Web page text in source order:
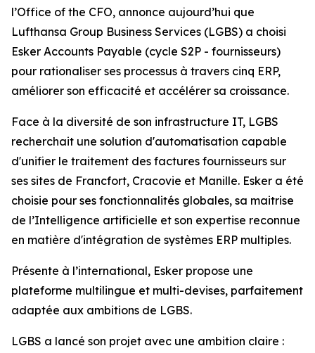
l’Office of the CFO, annonce aujourd’hui que
Lufthansa Group Business Services (LGBS) a choisi
Esker Accounts Payable (cycle S2P - fournisseurs)
pour rationaliser ses processus à travers cinq ERP,
améliorer son efficacité et accélérer sa croissance.
Face à la diversité de son infrastructure IT, LGBS
recherchait une solution d'automatisation capable
d'unifier le traitement des factures fournisseurs sur
ses sites de Francfort, Cracovie et Manille. Esker a été
choisie pour ses fonctionnalités globales, sa maitrise
de l’Intelligence artificielle et son expertise reconnue
en matière d'intégration de systèmes ERP multiples.
Présente à l’international, Esker propose une
plateforme multilingue et multi-devises, parfaitement
adaptée aux ambitions de LGBS.
LGBS a lancé son projet avec une ambition claire :